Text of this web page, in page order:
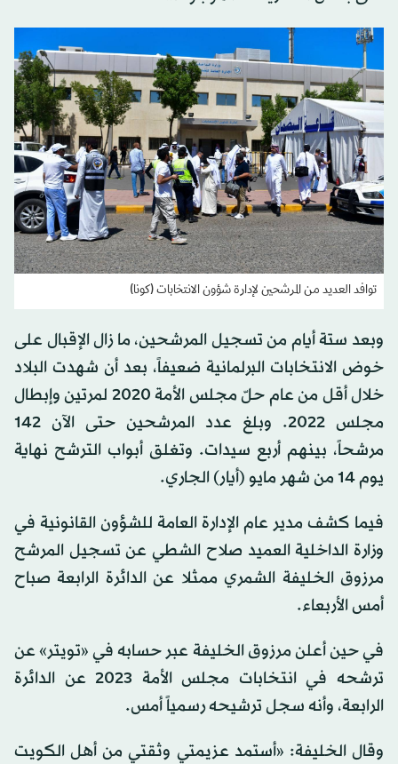
توافد العديد من المرشحين لإدارة شؤون الانتخابات (كونا)
وبعد ستة أيام من تسجيل المرشحين، ما زال الإقبال على
خوض الانتخابات البرلمانية ضعيفاً، بعد أن شهدت البلاد
خلال أقل من عام حلّ مجلس الأمة 2020 لمرتين وإبطال
مجلس 2022. وبلغ عدد المرشحين حتى الآن 142
مرشحاً، بينهم أربع سيدات. وتغلق أبواب الترشح نهاية
يوم 14 من شهر مايو (أيار) الجاري.
فيما كشف مدير عام الإدارة العامة للشؤون القانونية في
وزارة الداخلية العميد صلاح الشطي عن تسجيل المرشح
مرزوق الخليفة الشمري ممثلا عن الدائرة الرابعة صباح
أمس الأربعاء.
في حين أعلن مرزوق الخليفة عبر حسابه في «تويتر» عن
ترشحه في انتخابات مجلس الأمة 2023 عن الدائرة
الرابعة، وأنه سجل ترشيحه رسمياً أمس.
وقال الخليفة: «أستمد عزيمتي وثقتي من أهل الكويت